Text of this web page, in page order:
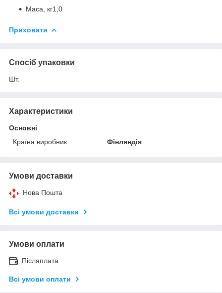
Маса, кг1,0
Приховати
Спосіб упаковки
Шт.
Характеристики
Основні
Країна виробник
Фінляндія
Умови доставки
Нова Пошта
Всі умови доставки
Умови оплати
Післяплата
Всі умови оплати